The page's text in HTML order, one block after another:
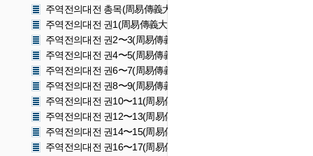
주역전의대전 총목(周易傳義大全 總目)
주역전의대전 권1(周易傳義大全 卷一)
주역전의대전 권2〜3(周易傳義大全 卷二〜三)
주역전의대전 권4〜5(周易傳義大全 卷四〜五)
주역전의대전 권6〜7(周易傳義大全 卷六〜七)
주역전의대전 권8〜9(周易傳義大全 卷八〜九)
주역전의대전 권10〜11(周易傳義大全 卷十〜十一)
주역전의대전 권12〜13(周易傳義大全 卷十二〜十三)
주역전의대전 권14〜15(周易傳義大全 卷十四〜十五)
주역전의대전 권16〜17(周易傳義大全 卷十六〜十七)